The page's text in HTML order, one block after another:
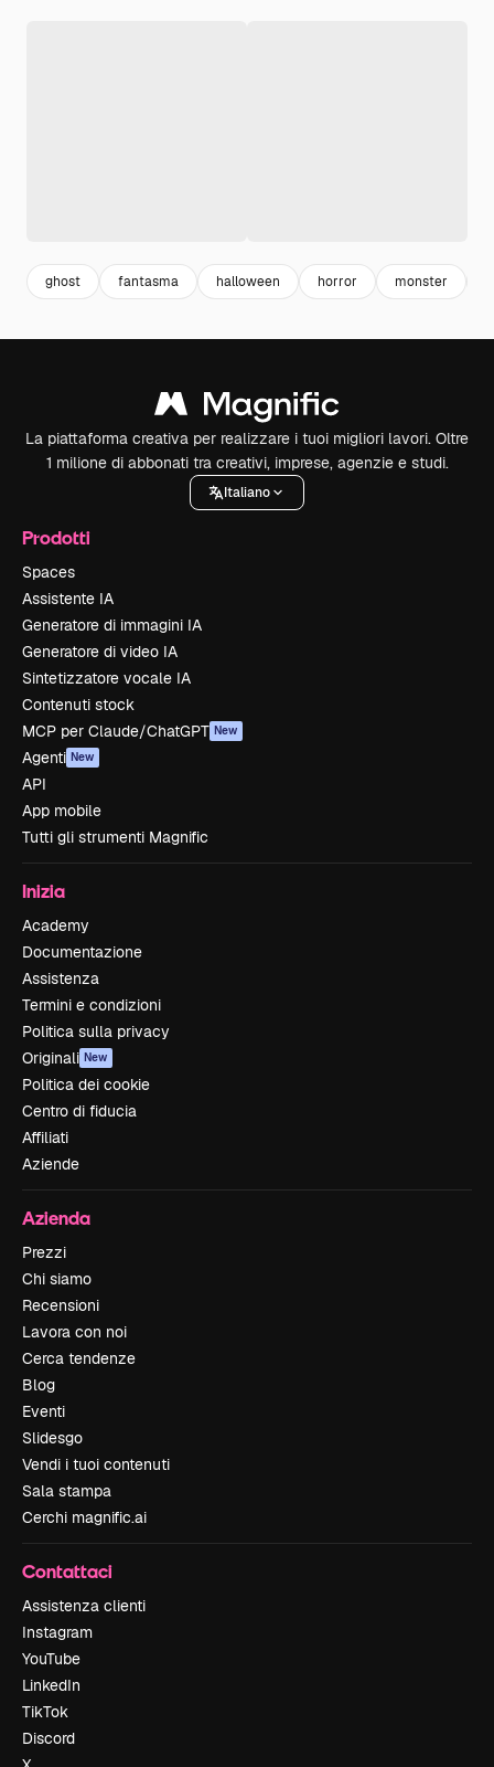
ghost fantasma halloween horror monster
La piattaforma creativa per realizzare i tuoi migliori lavori. Oltre
1 milione di abbonati tra creativi, imprese, agenzie e studi.
Italiano
Prodotti
Spaces
Assistente IA
Generatore di immagini IA
Generatore di video IA
Sintetizzatore vocale IA
Contenuti stock
MCP per Claude/ChatGPT New
Agenti New
API
App mobile
Tutti gli strumenti Magnific
Inizia
Academy
Documentazione
Assistenza
Termini e condizioni
Politica sulla privacy
Originali New
Politica dei cookie
Centro di fiducia
Affiliati
Aziende
Azienda
Prezzi
Chi siamo
Recensioni
Lavora con noi
Cerca tendenze
Blog
Eventi
Slidesgo
Vendi i tuoi contenuti
Sala stampa
Cerchi magnific.ai
Contattaci
Assistenza clienti
Instagram
YouTube
LinkedIn
TikTok
Discord